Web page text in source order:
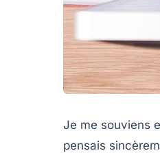
Je me souviens
pensais